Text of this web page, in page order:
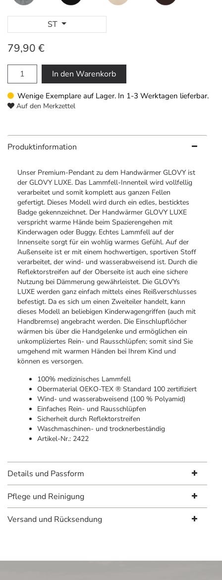
ST
79,90 €
In den Warenkorb
Wenige Exemplare auf Lager. In 1-3 Werktagen lieferbar.
Auf den Merkzettel
Produktinformation
Unser Premium-Pendant zu dem Handwärmer GLOVY ist
der GLOVY LUXE. Das Lammfell-Innenteil wird vollfellig
verarbeitet und somit komplett aus ganzen Fellen
gefertigt. Dieses Modell wird durch ein edles, besticktes
Badge gekennzeichnet. Der Handwärmer GLOVY LUXE
verspricht warme Hände beim Spazierengehen mit
Kinderwagen oder Buggy. Echtes Lammfell auf der
Innenseite sorgt für ein wohlig warmes Gefühl. Auf der
Außenseite ist er mit einem hochwertigen, sportiven Stoff
verarbeitet, der wind- und wasserabweisend ist. Durch die
Reflektorstreifen auf der Oberseite ist auch eine sichere
Nutzung bei Dämmerung gewährleistet. Die GLOVYs
LUXE werden ganz einfach mittels eines Reißverschlusses
befestigt. Da es sich um einen Zweiteiler handelt, kann
dieses Modell an beliebigen Kinderwagengriffen (auch mit
Handbremse) angebracht werden. Die Einschlupflöcher
wärmen bis über die Handgelenke und ermöglichen ein
unkompliziertes Rein- und Rausschlüpfen; somit sind Sie
umgehend mit warmen Händen bei Ihrem Kind und
können es versorgen.
100% medizinisches Lammfell
Obermaterial OEKO-TEX ® Standard 100 zertifiziert
Wind- und wasserabweisend (100 % Polyamid)
Einfaches Rein- und Rausschlüpfen
Sicherheit durch Reflektorstreifen
Waschmaschinen- und trocknerbeständig
Artikel-Nr.: 2422
Details und Passform
Pflege und Reinigung
Versand und Rücksendung